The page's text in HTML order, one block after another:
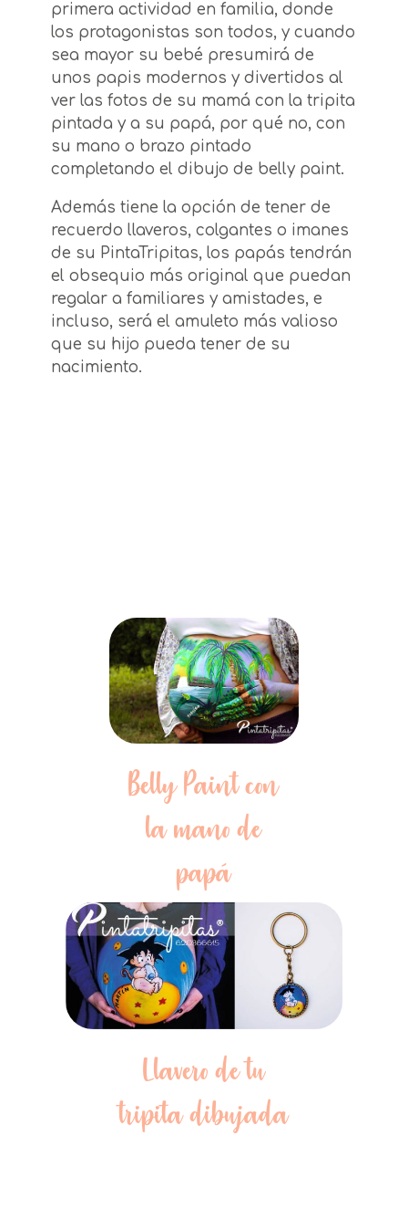
primera actividad en familia, donde
los protagonistas son todos, y cuando
sea mayor su bebé presumirá de
unos papis modernos y divertidos al
ver las fotos de su mamá con la tripita
pintada y a su papá, por qué no, con
su mano o brazo pintado
completando el dibujo de belly paint.
Además tiene la opción de tener de
recuerdo llaveros, colgantes o imanes
de su PintaTripitas, los papás tendrán
el obsequio más original que puedan
regalar a familiares y amistades, e
incluso, será el amuleto más valioso
que su hijo pueda tener de su
nacimiento.
Belly Paint con
la mano de
papá
Llavero de tu
tripita dibujada